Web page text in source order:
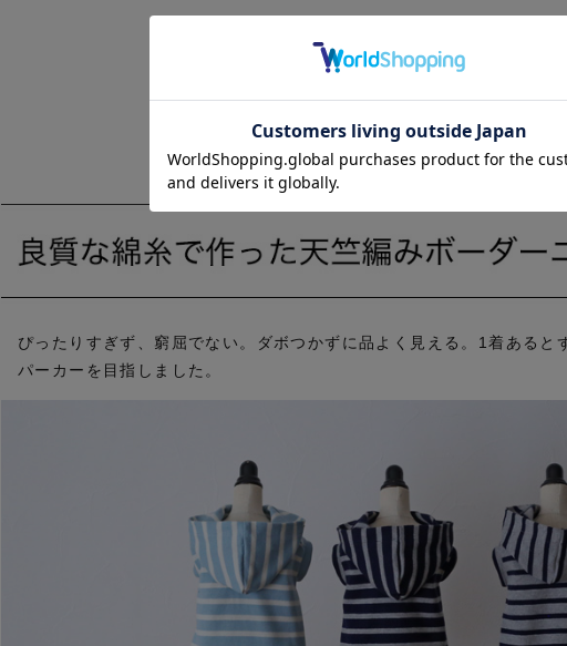
ぴったりすぎず、窮屈でない。ダボつかずに品よく見える。1着あると
パーカーを目指しました。